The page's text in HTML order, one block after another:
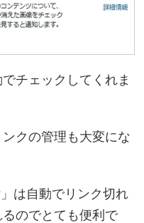
チェックしてくれま
クの管理も大変にな
は自動でリンク切れ
のでとても便利で